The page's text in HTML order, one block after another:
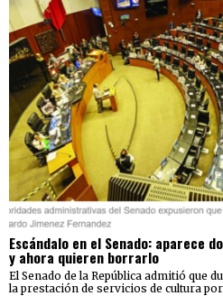
Escándalo en el Senado: aparece
y ahora quieren borrarlo
El Senado de la República admitió que
la prestación de servicios de cultura